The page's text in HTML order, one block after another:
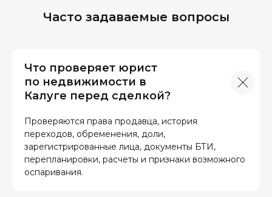
Часто задаваемые вопросы
Что проверяет юрист
по недвижимости в
Калуге перед сделкой?
Проверяются права продавца, история
переходов, обременения, доли,
зарегистрированные лица, документы БТИ,
перепланировки, расчеты и признаки возможного
оспаривания.